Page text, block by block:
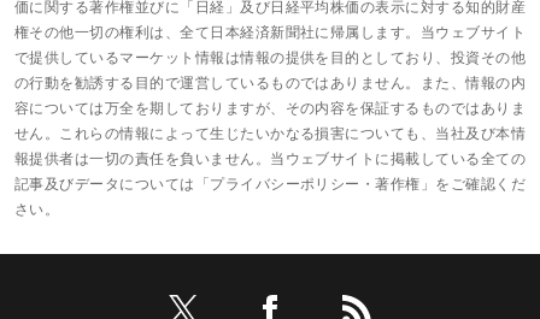
価に関する著作権並びに「日経」及び日経平均株価の表示に対する知的財産
権その他一切の権利は、全て日本経済新聞社に帰属します。当ウェブサイト
で提供しているマーケット情報は情報の提供を目的としており、投資その他
の行動を勧誘する目的で運営しているものではありません。また、情報の内
容については万全を期しておりますが、その内容を保証するものではありま
せん。これらの情報によって生じたいかなる損害についても、当社及び本情
報提供者は一切の責任を負いません。当ウェブサイトに掲載している全ての
記事及びデータについては「プライバシーポリシー・著作権」をご確認くだ
さい。